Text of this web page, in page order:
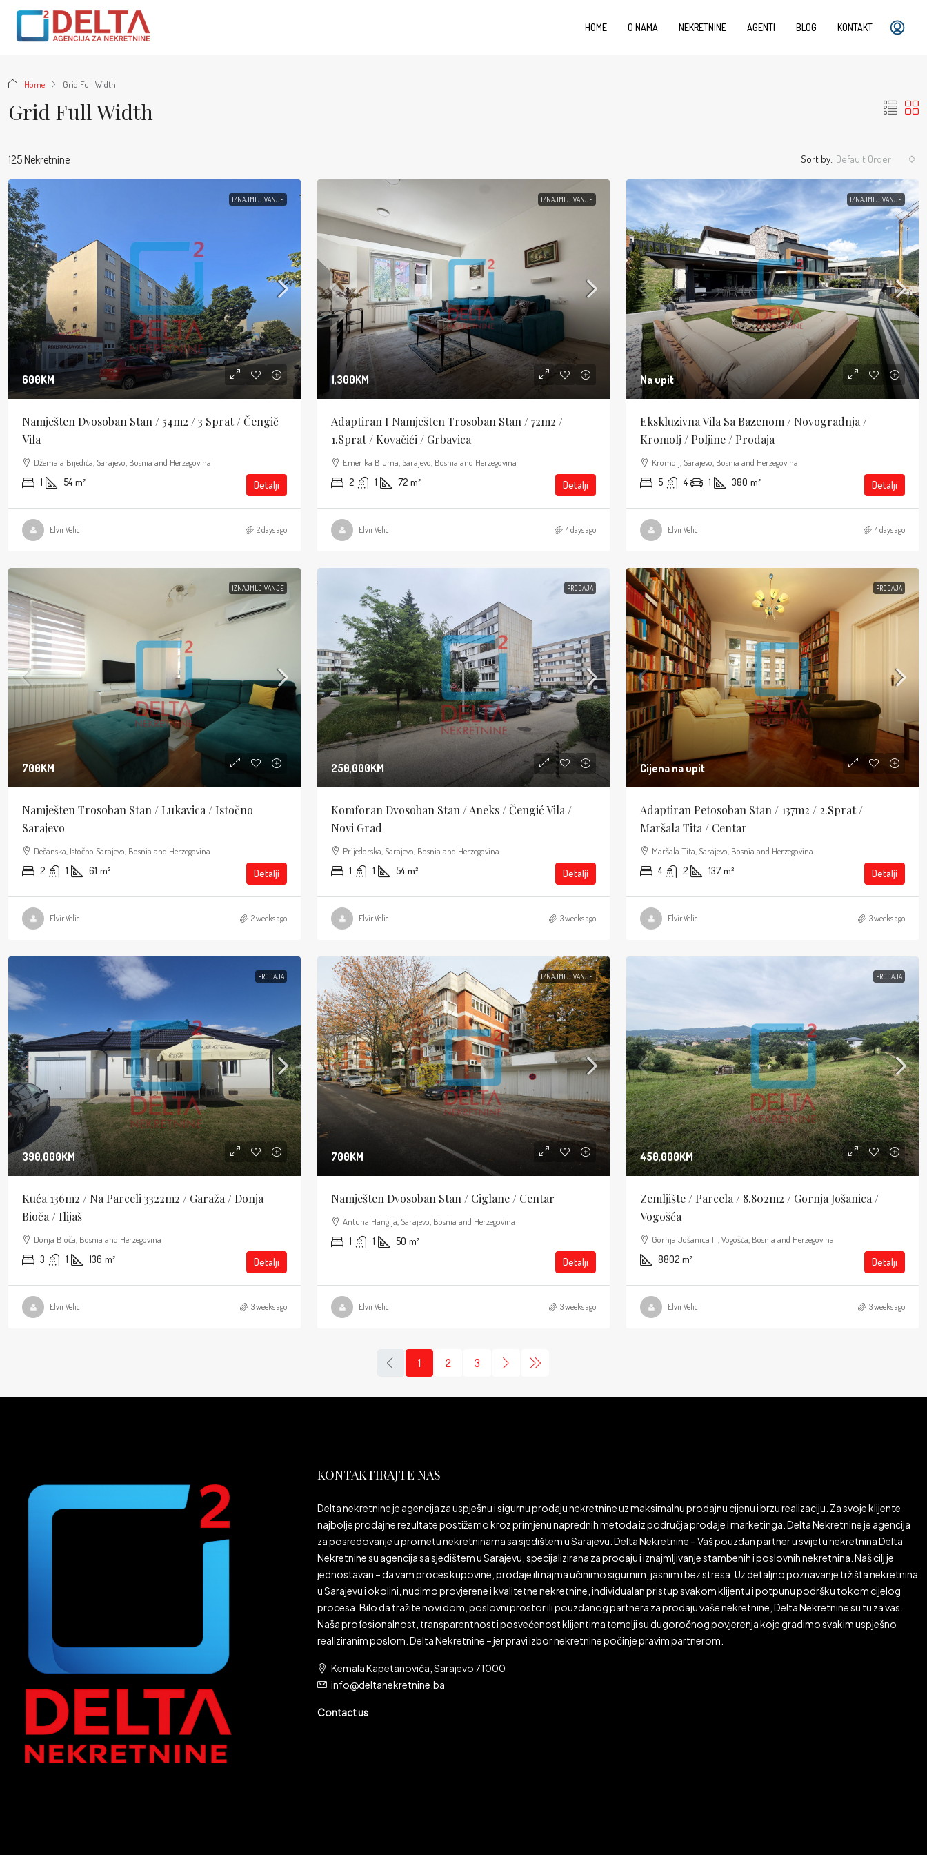
HOME O NAMA NEKRETNINE AGENTI BLOG KONTAKT
Home Grid Full Width
Grid Full Width
125 Nekretnine Sort by: Default Order
IZNAJMLJIVANJE
600KM
Namješten Dvosoban Stan / 54m2 / 3 Sprat / Čengič
Vila
Džemala Bijedića, Sarajevo, Bosnia and Herzegovina
1 54 m² Detalji
Elvir Velic 2 days ago
IZNAJMLJIVANJE
1,300KM
Adaptiran I Namješten Trosoban Stan / 72m2 /
1.sprat / Kovačići / Grbavica
Emerika Bluma, Sarajevo, Bosnia and Herzegovina
2 1 72 m² Detalji
Elvir Velic 4 days ago
IZNAJMLJIVANJE
Na upit
Ekskluzivna Vila Sa Bazenom / Novogradnja /
Kromolj / Poljine / Prodaja
Kromolj, Sarajevo, Bosnia and Herzegovina
5 4 1 380 m² Detalji
Elvir Velic 4 days ago
IZNAJMLJIVANJE
700KM
Namješten Trosoban Stan / Lukavica / Istočno
Sarajevo
Dečanska, Istočno Sarajevo, Bosnia and Herzegovina
2 1 61 m² Detalji
Elvir Velic 2 weeks ago
PRODAJA
250,000KM
Komforan Dvosoban Stan / Aneks / Čengić Vila /
Novi Grad
Prijedorska, Sarajevo, Bosnia and Herzegovina
1 1 54 m² Detalji
Elvir Velic 3 weeks ago
PRODAJA
Cijena na upit
Adaptiran Petosoban Stan / 137m2 / 2.sprat /
Maršala Tita / Centar
Maršala Tita, Sarajevo, Bosnia and Herzegovina
4 2 137 m² Detalji
Elvir Velic 3 weeks ago
PRODAJA
390,000KM
Kuća 136m2 / Na Parceli 3322m2 / Garaža / Donja
Bioča / Ilijaš
Donja Bioča, Bosnia and Herzegovina
3 1 136 m² Detalji
Elvir Velic 3 weeks ago
IZNAJMLJIVANJE
700KM
Namješten Dvosoban Stan / Ciglane / Centar
Antuna Hangija, Sarajevo, Bosnia and Herzegovina
1 1 50 m²
Detalji
Elvir Velic 3 weeks ago
PRODAJA
450,000KM
Zemljište / Parcela / 8.802m2 / Gornja Jošanica /
Vogošća
Gornja Jošanica III, Vogošća, Bosnia and Herzegovina
8802 m² Detalji
Elvir Velic 3 weeks ago
1 2 3
KONTAKTIRAJTE NAS
Delta nekretnine je agencija za uspješnu i sigurnu prodaju nekretnine uz maksimalnu prodajnu cijenu i brzu realizaciju. Za svoje klijente
najbolje prodajne rezultate postižemo kroz primjenu naprednih metoda iz područja prodaje i marketinga. Delta Nekretnine je agencija
za posredovanje u prometu nekretninama sa sjedištem u Sarajevu. Delta Nekretnine – Vaš pouzdan partner u svijetu nekretnina Delta
Nekretnine su agencija sa sjedištem u Sarajevu, specijalizirana za prodaju i iznajmljivanje stambenih i poslovnih nekretnina. Naš cilj je
jednostavan – da vam proces kupovine, prodaje ili najma učinimo sigurnim, jasnim i bez stresa. Uz detaljno poznavanje tržišta nekretnina
u Sarajevu i okolini, nudimo provjerene i kvalitetne nekretnine, individualan pristup svakom klijentu i potpunu podršku tokom cijelog
procesa. Bilo da tražite novi dom, poslovni prostor ili pouzdanog partnera za prodaju vaše nekretnine, Delta Nekretnine su tu za vas.
Naša profesionalnost, transparentnost i posvećenost klijentima temelji su dugoročnog povjerenja koje gradimo svakim uspješno
realiziranim poslom. Delta Nekretnine – jer pravi izbor nekretnine počinje pravim partnerom.
Kemala Kapetanovića, Sarajevo 71000
info@deltanekretnine.ba
Contact us